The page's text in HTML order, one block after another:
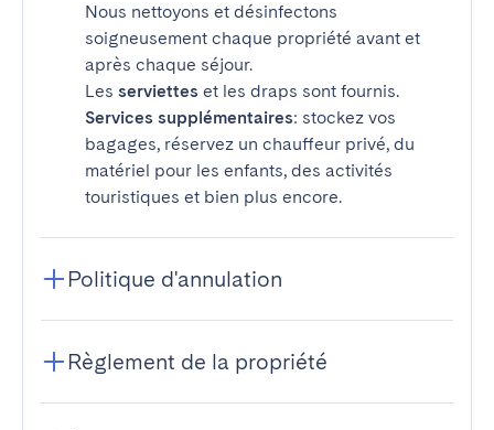
Nous nettoyons et désinfectons
soigneusement chaque propriété avant et
après chaque séjour.
Les serviettes et les draps sont fournis.
Services supplémentaires: stockez vos
bagages, réservez un chauffeur privé, du
matériel pour les enfants, des activités
touristiques et bien plus encore.
Politique d'annulation
Règlement de la propriété